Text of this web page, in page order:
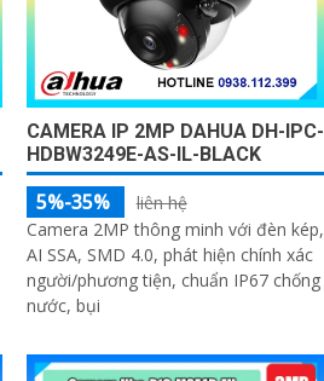
CAMERA IP 2MP DAHUA DH-IPC-
HDBW3249E-AS-IL-BLACK
5%-35%
liên hệ
Camera 2MP thông minh với đèn kép,
AI SSA, SMD 4.0, phát hiện chính xác
người/phương tiện, chuẩn IP67 chống
nước, bụi